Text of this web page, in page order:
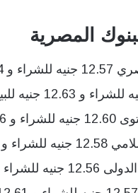
المصرية
للبيع.
للبيع.
للبيع.